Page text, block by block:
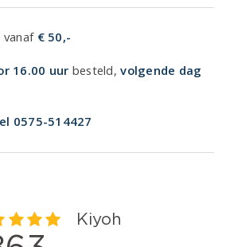
vanaf € 50,-
16.00 uur besteld,volgende dag
0575-514427